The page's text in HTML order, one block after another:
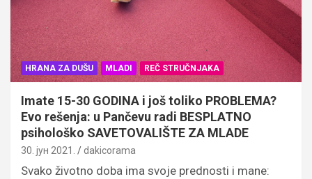
HRANA ZA DUŠU MLADI REČ STRUČNJAKA
Imate 15-30 GODINA i još toliko PROBLEMA?
Evo rešenja: u Pančevu radi BESPLATNO
psihološko SAVETOVALIŠTE ZA MLADE
30. јун 2021. dakicorama
Svako životno doba ima svoje prednosti i mane: